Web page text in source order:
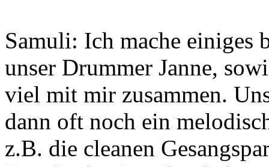
Samuli: Ich mache einiges
unser Drummer Janne,
viel mit mir zusammen.
dann oft noch ein
z.B. die cleanen